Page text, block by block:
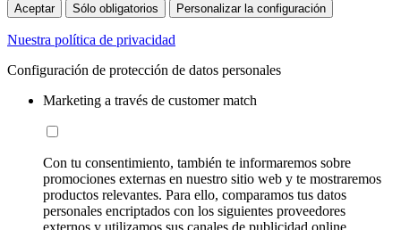
Aceptar Sólo obligatorios Personalizar la configuración
Nuestra política de privacidad
Configuración de protección de datos personales
Marketing a través de customer match
Con tu consentimiento, también te informaremos sobre
promociones externas en nuestro sitio web y te mostraremos
productos relevantes. Para ello, comparamos tus datos
personales encriptados con los siguientes proveedores
externos y utilizamos sus canales de publicidad online,